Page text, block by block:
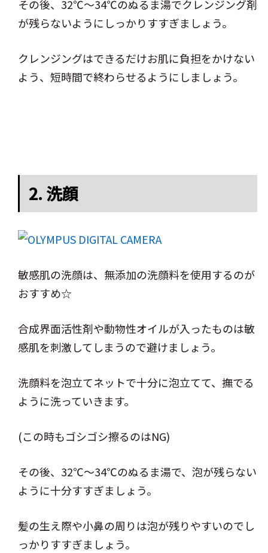
その後、32℃～34℃のぬるま湯でクレンジング剤
が残らないようにしっかりすすぎましょう。
クレンジングはできるだけお肌に負担をかけない
よう、短時間で終わらせるようにしましょう。
2. 洗顔
敏感肌の洗顔は、無添加の洗顔料を使用するのが
おすすめ☆
合成界面活性剤や動物性オイルが入ったものは敏
感肌を刺激してしまうので避けましょう。
洗顔料を泡立てネットで十分に泡立てて、撫でる
ように洗っていきます。
(この時もゴシゴシ擦るのはNG)
その後、32℃～34℃のぬるま湯で、泡が残らない
ように十分すすぎましょう。
髪の生え際や小鼻の周りは泡が残りやすいのでし
っかりすすぎましょう。